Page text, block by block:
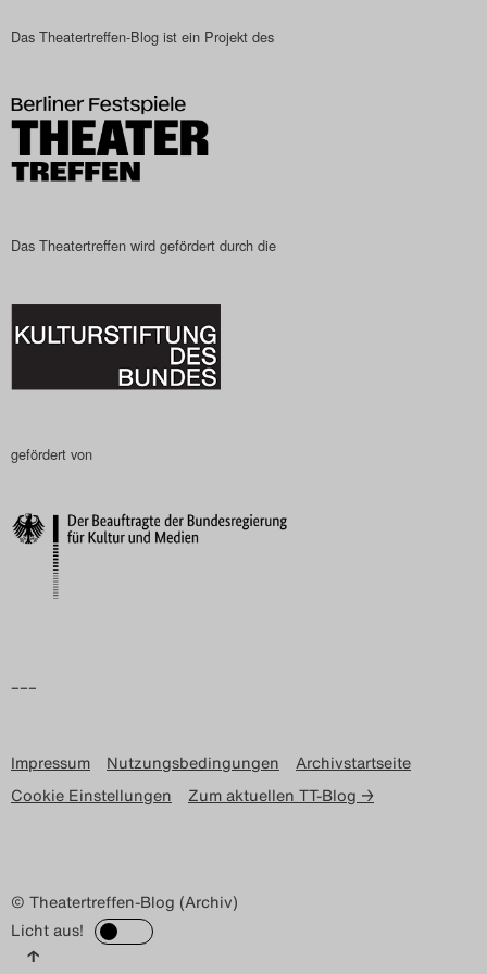
Das Theatertreffen-Blog
Das Theatertreffen-Blog
2024
2025
Das Theatertreffen-Blog
Archiv
Nutzungsbedingungen
Search
Das Theatertreffen-Blog ist ein Projekt des
Das Theatertreffen wird gefördert durch die
gefördert von
–––
Impressum Nutzungsbedingungen
Archivstartseite
Cookie Einstellungen
Zum aktuellen TT-Blog →
© Theatertreffen-Blog (Archiv)
Licht aus!
↑